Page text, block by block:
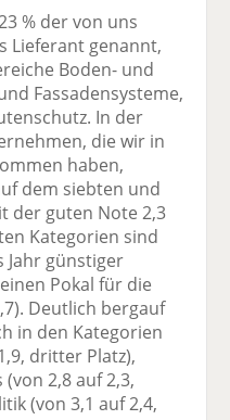
% der von uns
Lieferant genannt,
Boden- und
Fassadensysteme,
In der
die wir in
haben,
dem siebten und
der guten Note 2,3
Kategorien sind
Jahr günstiger
Pokal für die
Deutlich bergauf
in den Kategorien
dritter Platz),
2,8 auf 2,3,
(von 3,1 auf 2,4,